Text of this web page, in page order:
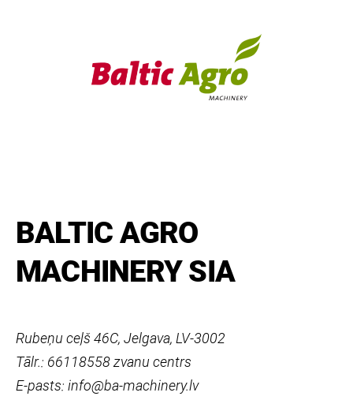
BALTIC AGRO
MACHINERY SIA
Rubeņu ceļš 46C, Jelgava, LV-3002
Tālr.: 66118558 zvanu centrs
E-pasts: info@ba-machinery.lv